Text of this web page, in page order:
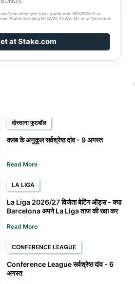
Coins when you sign up with code NEWBONUS at
States including NY,NV,ID, KY,WA. 18+ only. Terms and
at Stake.com
दोस्ताना फुटबॉल
क्लब के अनुकूल सर्वश्रेष्ठ दांव - 9 अगस्त
Read More
LA LIGA
La Liga 2026/27 विजेता बेटिंग ऑड्स - क्या
Barcelona अपने La Liga ताज की रक्षा कर
Read More
CONFERENCE LEAGUE
Conference League सर्वश्रेष्ठ दांव - 6
अगस्त